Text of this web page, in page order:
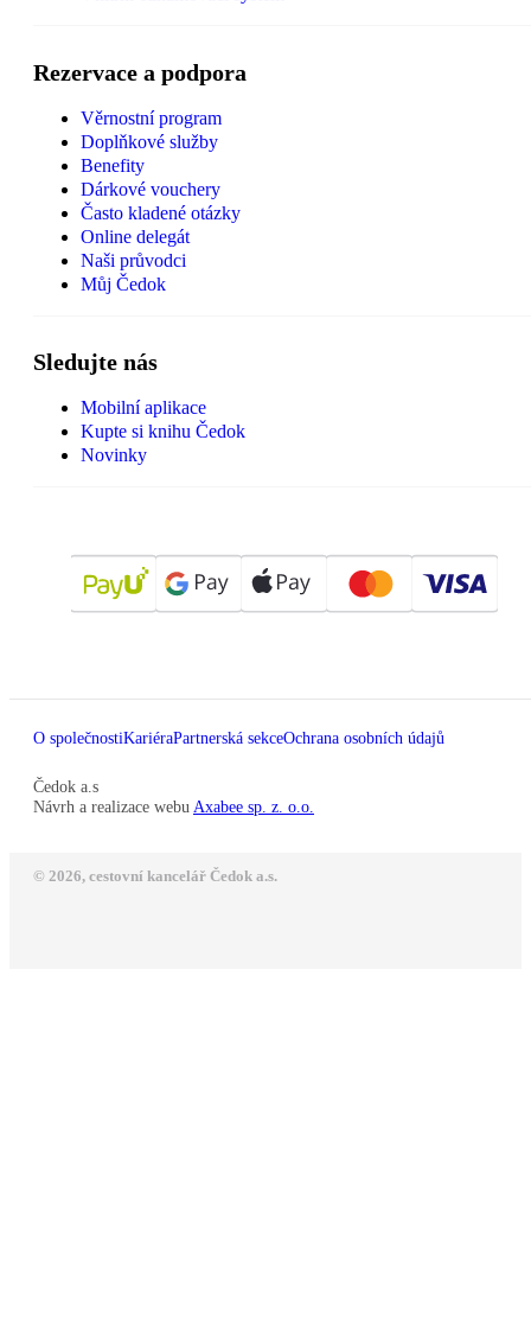
Rezervace a podpora
Věrnostní program
Doplňkové služby
Benefity
Dárkové vouchery
Často kladené otázky
Online delegát
Naši průvodci
Můj Čedok
Sledujte nás
Mobilní aplikace
Kupte si knihu Čedok
Novinky
O společnostiKariéraPartnerská sekceOchrana osobních údajů
Čedok a.s
Návrh a realizace webu Axabee sp. z. o.o.
© 2026, cestovní kancelář Čedok a.s.